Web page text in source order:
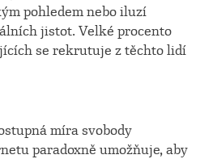
pohledem nebo iluzí
jistot. Velké procento
se rekrutuje z těchto lidí
míra svobody
paradoxně umožňuje, aby